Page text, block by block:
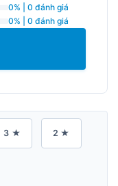
0% | 0 đánh giá
0% | 0 đánh giá
3 ★ 2 ★